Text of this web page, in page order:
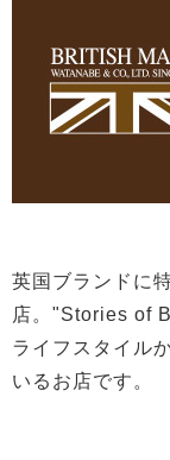
英国ブランドに
店。"Stories of
ライフスタイル
いるお店です。